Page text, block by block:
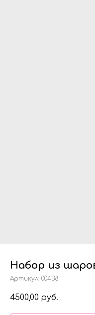
Набор из
Артикул: 00438
4500,00 руб.